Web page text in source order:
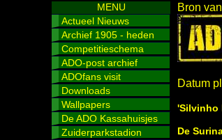
MENU
Actueel Nieuws
Archief 1905 - heden
Competitieschema
ADO-post archief
ADOfans visit
Downloads
Wallpapers
De ADO Kassahuisjes
Zuiderparkstadion
Bron
Datum
'Silvinho
De